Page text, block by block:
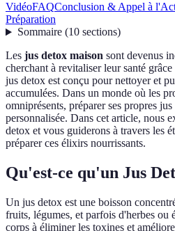
VidéoFAQConclusion & Appel à
Préparation
Sommaire(10 sections)
Les jus detox maison sont devenus
cherchant à revitaliser leur santé
jus detox est conçu pour nettoyer et
accumulées. Dans un monde où les
omniprésents, préparer ses propres
personnalisée. Dans cet article, nous
detox et vous guiderons à travers les
préparer ces élixirs nourrissants.
Qu'est-ce qu'un Jus
Un jus detox est une boisson
fruits, légumes, et parfois d'herbes ou
corps à éliminer les toxines et